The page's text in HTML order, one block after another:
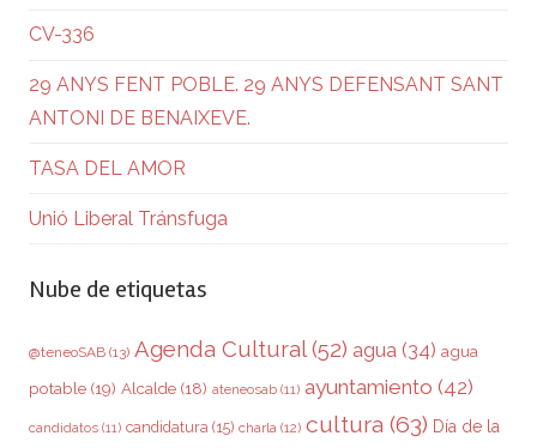
CV-336
29 ANYS FENT POBLE. 29 ANYS DEFENSANT SANT
ANTONI DE BENAIXEVE.
TASA DEL AMOR
Unió Liberal Tránsfuga
Nube de etiquetas
@teneoSAB (13) Agenda Cultural(52) agua (34) agua
potable (19) Alcalde (18) ateneosab (11) ayuntamiento (42)
candidatos (11) candidatura (15) charla (12) cultura (63) Día de la